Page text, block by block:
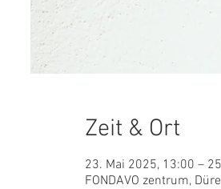
Zeit & Ort
23. Mai 2025, 13:00 –
FONDAVO zentrum,